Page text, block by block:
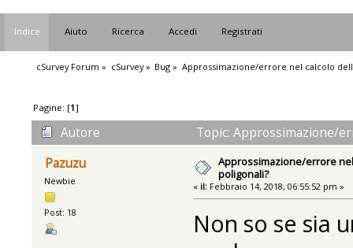
Indice Aiuto Ricerca Accedi Registrati
cSurvey Forum » cSurvey» Bug » Approssimazione/errore nel calcolo
Pagine: [1]
Autore
Topic: Approssimazione/
Pazuzu
Newbie
Post: 18
Approssimazione/errore
poligonali?
« il:Febbraio 14, 2018, 06:55:52 pm »
Non so se sia